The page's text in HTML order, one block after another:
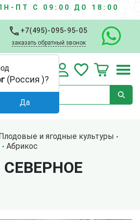
ПТ С 09:00 ДО 18:00
+7(495)-095-95-05
заказать обратный звонок
и ягодные культуры
Абрикос
(Россия )?
Да